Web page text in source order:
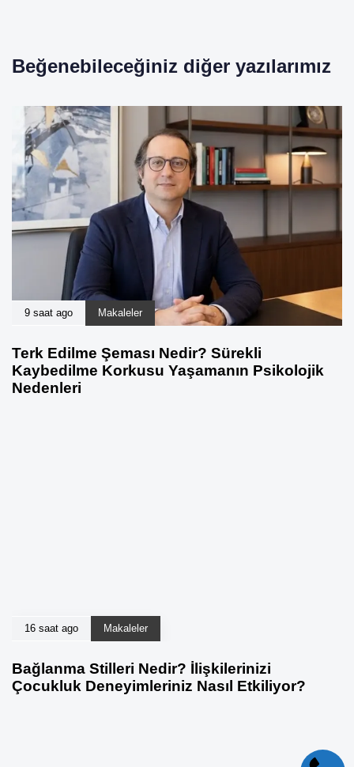
Beğenebileceğiniz diğer yazılarımız
9 saat ago Makaleler
Terk Edilme Şeması Nedir? Sürekli
Kaybedilme Korkusu Yaşamanın Psikolojik
Nedenleri
16 saat ago Makaleler
Bağlanma Stilleri Nedir? İlişkilerinizi
Çocukluk Deneyimleriniz Nasıl Etkiliyor?